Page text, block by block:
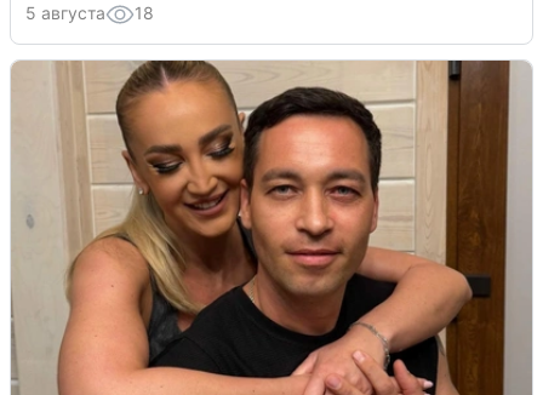
5 августа 18